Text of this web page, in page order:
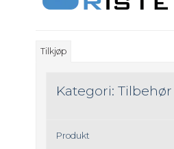
Tilkjøp
Kategori: Tilbehør
Produkt